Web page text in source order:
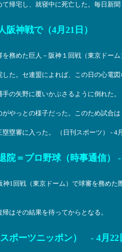
て帰宅し、就寝中に死亡した。毎日
神戦で（4月21日）
務めた巨人－阪神１回戦（東京ドー
た。セ連盟によれば、この日の心電
の矢野に覆いかぶさるように倒れた。
やっとの様子だった。このため試合は
塁審に入った。 （日刊スポーツ） - 4
＝プロ野球（時事通信） -
1回戦（東京ドーム）で球審を務め
はその結果を待ってからとなる。
ーツニッポン） - 4月22